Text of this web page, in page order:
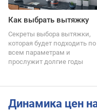
Как выбрать вытяжку
Секреты выбора вытяжки,
которая будет подходить по
всем параметрам и
прослужит долгие годы
Динамика цен